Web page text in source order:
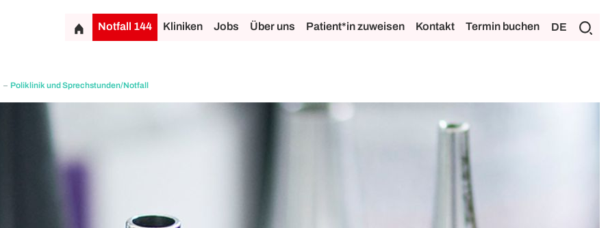
Notfall 144 Kliniken Jobs Über uns Patient*in zuweisen Kontakt Termin buchen DE
Poliklinik und Sprechstunden/Notfall